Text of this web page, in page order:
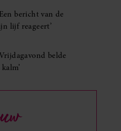
bericht van de
lijf reageert’
belde